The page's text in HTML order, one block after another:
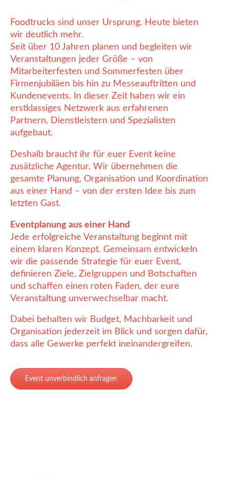
Foodtrucks sind unser Ursprung. Heute bieten
wir deutlich mehr.
Seit über 10 Jahren planen und begleiten wir
Veranstaltungen jeder Größe – von
Mitarbeiterfesten und Sommerfesten über
Firmenjubiläen bis hin zu Messeauftritten und
Kundenevents. In dieser Zeit haben wir ein
erstklassiges Netzwerk aus erfahrenen
Partnern, Dienstleistern und Spezialisten
aufgebaut.
Deshalb braucht ihr für euer Event keine
zusätzliche Agentur. Wir übernehmen die
gesamte Planung, Organisation und Koordination
aus einer Hand – von der ersten Idee bis zum
letzten Gast.
Eventplanung aus einer Hand
Jede erfolgreiche Veranstaltung beginnt mit
einem klaren Konzept. Gemeinsam entwickeln
wir die passende Strategie für euer Event,
definieren Ziele, Zielgruppen und Botschaften
und schaffen einen roten Faden, der eure
Veranstaltung unverwechselbar macht.
Dabei behalten wir Budget, Machbarkeit und
Organisation jederzeit im Blick und sorgen dafür,
dass alle Gewerke perfekt ineinandergreifen.
Event unverbindlich anfragen